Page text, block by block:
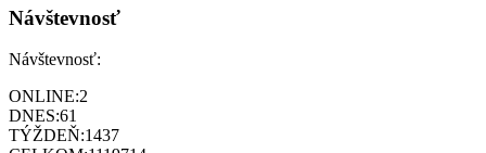
Návštevnosť
Návštevnosť:
ONLINE:2
DNES:61
TÝŽDEŇ:1437